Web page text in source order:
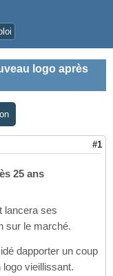
logo après
#1
25 ans
lancera ses
sur le marché.
dapporter un coup
vieillissant.